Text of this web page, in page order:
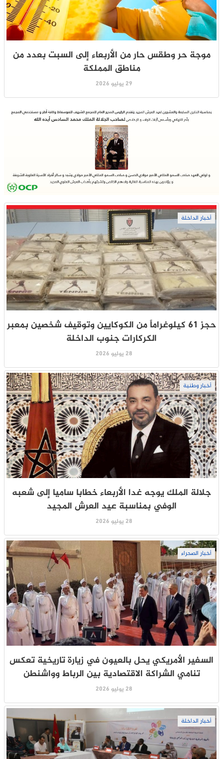
موجة حر وطقس حار من الأربعاء إلى السبت بعدد من
مناطق المملكة
29 يوليو 2026
أخبار الداخلة
حجز 61 كيلوغراماً من الكوكايين وتوقيف شخصين بمعبر
الكركارات جنوب الداخلة
28 يوليو 2026
أخبار وطنية
جلالة الملك يوجه غدا الأربعاء خطابا ساميا إلى شعبه
الوفي بمناسبة عيد العرش المجيد
28 يوليو 2026
أخبار الصحراء
السفير الأمريكي يحل بالعيون في زيارة تاريخية تعكس
تنامي الشراكة الاقتصادية بين الرباط وواشنطن
28 يوليو 2026
أخبار الداخلة